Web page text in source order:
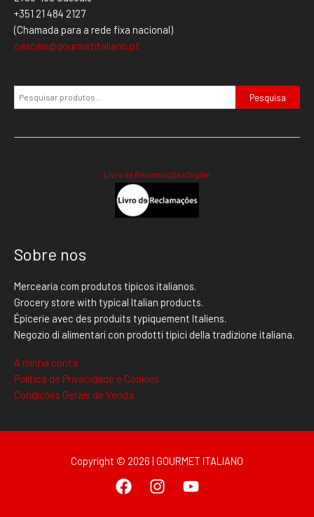
+351 21 484 2127
(Chamada para a rede fixa nacional)
cascais@gourmetitaliano.pt
Pesquisa
Livro de Reclamações Digital
Sobre nos
Mercearia com produtos típicos italianos.
Grocery store with typical Italian products.
Épicerie avec des produits typiquement Italiens.
Negozio di alimentari con prodotti tipici della tradizione italiana.
A minha conta
Politica de Privacidade e Cookies
Condições Gerais de Venda
Copyright © 2026 | GOURMET ITALIANO